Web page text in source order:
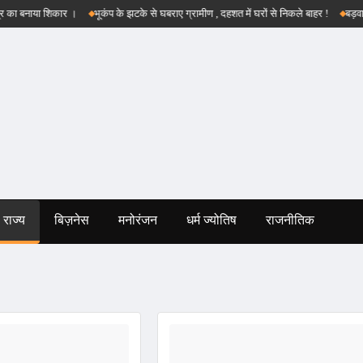
शिकार । भूकंप के झटके से घबराए ग्रामीण , दहशत में घरों से निकले बाहर ! बड़वानी
राज्य बिज़नेस मनोरंजन धर्म ज्योतिष राजनीतिक